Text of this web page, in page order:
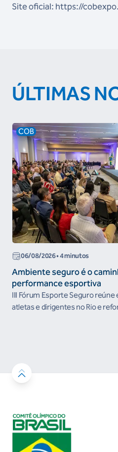
Site oficial: https://
ÚLTIMAS
COB
06/08/2026• 4 minutos
Ambiente seguro é o
performance esportiva
III Fórum Esporte Seguro reúne
atletas e dirigentes no Rio e